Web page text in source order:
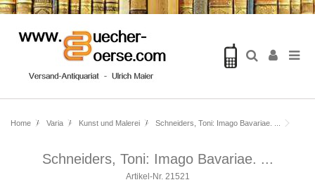
Home Varia Kunst und Malerei Schneiders, Toni: Imago Bavariae. ...
Schneiders, Toni: Imago Bavariae. ...
Artikel-Nr. 21521